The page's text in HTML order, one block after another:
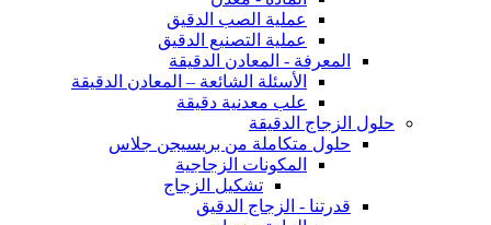
عملية الصب الدقيق
عملية التصنيع الدقيق
المعرفة - المعادن الدقيقة
الأسئلة الشائعة – المعادن الدقيقة
علب معدنية دقيقة
حلول الزجاج الدقيقة
حلول متكاملة من بريسيجن جلاس
المكونات الزجاجية
تشكيل الزجاج
قدرتنا - الزجاج الدقيق